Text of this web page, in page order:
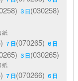
３日(030258)
紙
７日(070265) ６日
３日(030265)
紙
７日(070266) ６日